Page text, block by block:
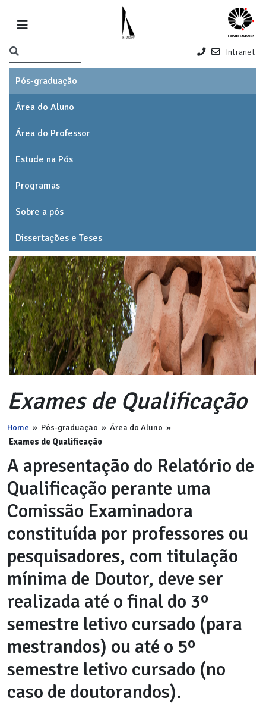
Intranet
Pós-graduação
Área do Aluno
Área do Professor
Estude na Pós
Programas
Sobre a pós
Dissertações e Teses
Exames de Qualificação
Home » Pós-graduação » Área do Aluno »
Exames de Qualificação
A apresentação do Relatório de
Qualificação perante uma
Comissão Examinadora
constituída por professores ou
pesquisadores, com titulação
mínima de Doutor, deve ser
realizada até o final do 3º
semestre letivo cursado (para
mestrandos) ou até o 5º
semestre letivo cursado (no
caso de doutorandos).